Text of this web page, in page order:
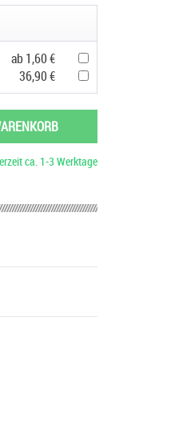
ab 1,60 €
36,90 €
ca. 1-3 Werktage